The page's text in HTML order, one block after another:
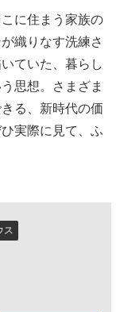
に住まう家族の
織りなす洗練さ
ていた、暮らし
思想。さまざま
る、新時代の価
実際に見て、ふ
ス